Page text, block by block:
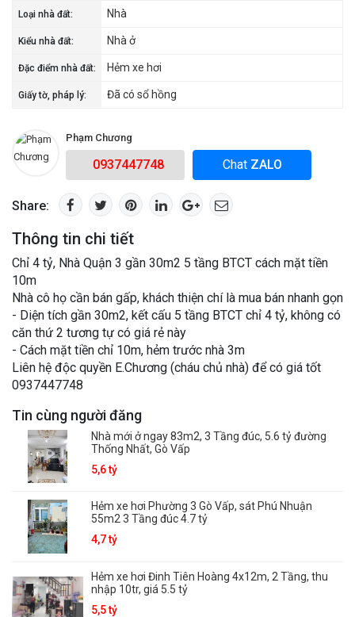
Loại nhà đất: Nhà
Kiểu nhà đất: Nhà ở
Đặc điểm nhà đất: Hẻm xe hơi
Giấy tờ, pháp lý: Đã có sổ hồng
Phạm Chương
0937447748 Chat ZALO
Share:
Thông tin chi tiết
Chỉ 4 tỷ, Nhà Quận 3 gần 30m2 5 tầng BTCT cách mặt tiền
10m
Nhà cô họ cần bán gấp, khách thiện chí là mua bán nhanh gọn
- Diện tích gần 30m2, kết cấu 5 tầng BTCT chỉ 4 tỷ, không có
căn thứ 2 tương tự có giá rẻ này
- Cách mặt tiền chỉ 10m, hẻm trước nhà 3m
Liên hệ độc quyền E.Chương (cháu chủ nhà) để có giá tốt
0937447748
Tin cùng người đăng
Nhà mới ở ngay 83m2, 3 Tầng đúc, 5.6 tỷ đường
Thống Nhất, Gò Vấp
5,6 tỷ
Hẻm xe hơi Phường 3 Gò Vấp, sát Phú Nhuận
55m2 3 Tầng đúc 4.7 tỷ
4,7 tỷ
Hẻm xe hơi Đinh Tiên Hoàng 4x12m, 2 Tầng, thu
nhập 10tr, giá 5.5 tỷ
5,5 tỷ